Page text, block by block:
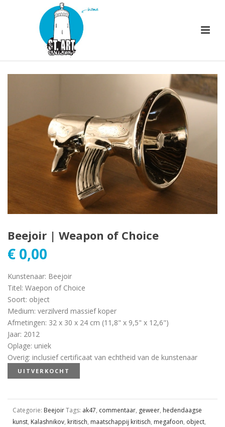
Beejoir | Weapon of Choice
€ 0,00
Kunstenaar: Beejoir
Titel: Waepon of Choice
Soort: object
Medium: verzilverd massief koper
Afmetingen: 32 x 30 x 24 cm (11,8" x 9,5" x 12,6")
Jaar: 2012
Oplage: uniek
Overig: inclusief certificaat van echtheid van de kunstenaar
UITVERKOCHT
Categorie: BeejoirTags: ak47, commentaar, geweer, hedendaagse
kunst, Kalashnikov, kritisch, maatschappij kritisch, megafoon, object,